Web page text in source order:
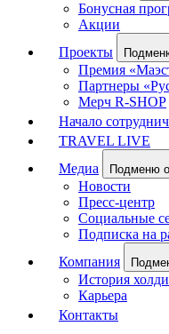
Бонусная
Акции
Проекты
Премия
Партнеры
Мерч R-SHOP
Начало
TRAVEL LIVE
Медиа
Подменю
Новости
Пресс-центр
Социальные
Подписка на
Компания
История
Карьера
Контакты